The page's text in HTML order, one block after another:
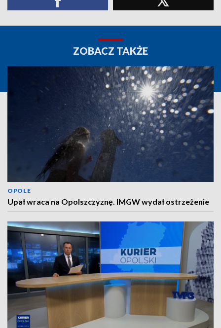
ZOBACZ TAKŻE
OPOLE
Upał wraca na Opolszczyznę. IMGW wydał ostrzeżenie